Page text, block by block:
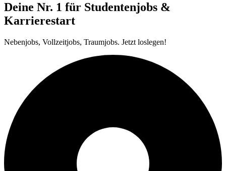
Deine Nr. 1 für Studentenjobs &
Karrierestart
Nebenjobs, Vollzeitjobs, Traumjobs. Jetzt loslegen!